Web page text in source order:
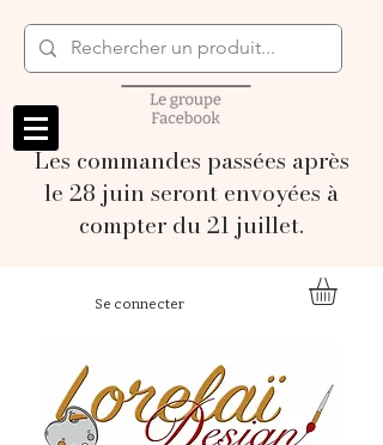
Les commandes passées après
le 28 juin seront envoyées à
compter du 21 juillet.
Se connecter